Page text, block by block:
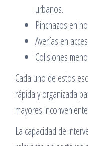
urbanos.
Pinchazos en
Averías en
Colisiones
Cada uno de estos
rápida y organizada
mayores
La capacidad de